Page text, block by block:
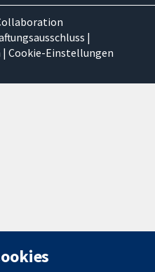
|
| Cookie-Einstellungen